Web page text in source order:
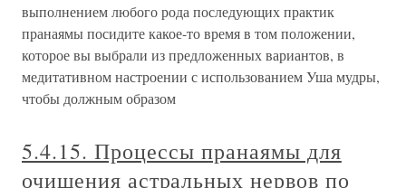
выполнением любого рода последующих практик
пранаямы посидите какое-то время в том положении,
которое вы выбрали из предложенных вариантов, в
медитативном настроении с использованием Уша мудры,
чтобы должным образом
5.4.15. Процессы пранаямы для
очищения астральных нервов по